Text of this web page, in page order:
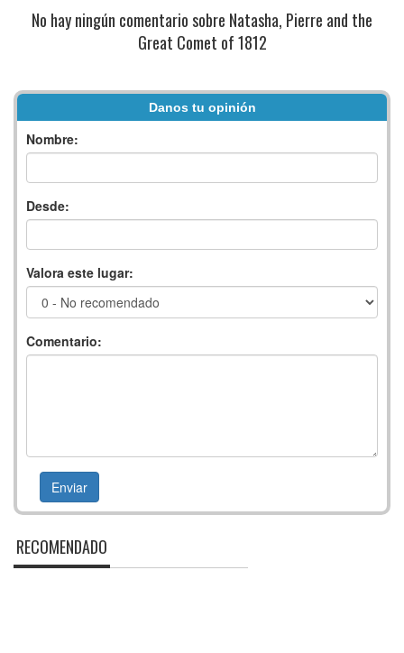
No hay ningún comentario sobre Natasha, Pierre and the
Great Comet of 1812
Danos tu opinión
Nombre:
Desde:
Valora este lugar:
Comentario:
RECOMENDADO